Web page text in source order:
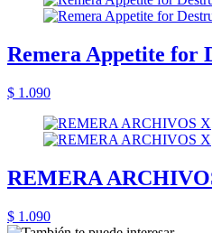
Remera Appetite for
$ 1.090
REMERA
$ 1.090